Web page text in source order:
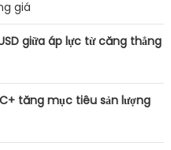
giá
giữa áp lực từ căng thẳng
tăng mục tiêu sản lượng